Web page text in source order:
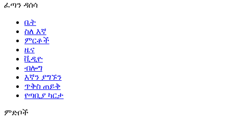
ፈጣን ዳሰሳ
ቤት
ስለ እኛ
ምርቶች
ዜና
ቪዲዮ
ብሎግ
እኛን ያግኙን
ጥቅስ ጠይቅ
የጣቢያ ካርታ
ምድቦች